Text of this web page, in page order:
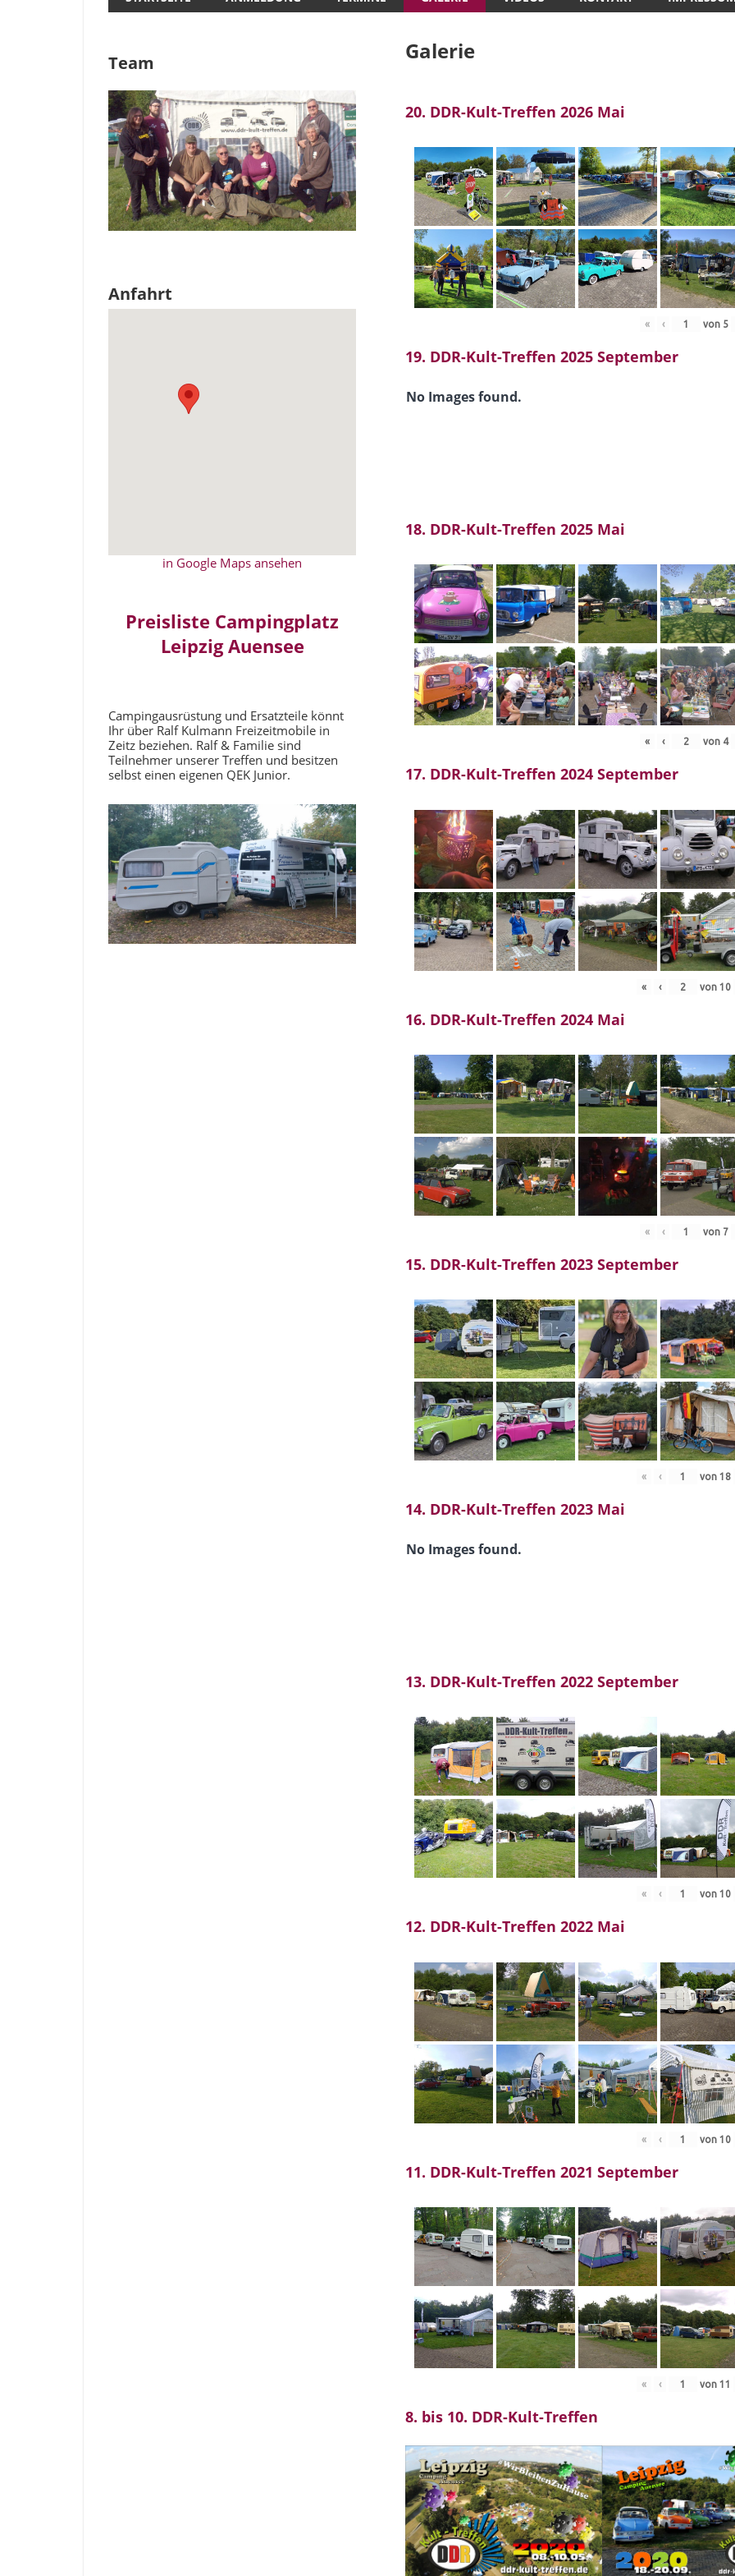
Galerie
20. DDR-Kult-Treffen 2026 Mai
« ‹ von 5
19. DDR-Kult-Treffen 2025 September
No Images found.
18. DDR-Kult-Treffen 2025 Mai
« ‹ von 4
17. DDR-Kult-Treffen 2024 September
« ‹ von10
16. DDR-Kult-Treffen 2024 Mai
« ‹ von 7
15. DDR-Kult-Treffen 2023 September
« ‹ von18
14. DDR-Kult-Treffen 2023 Mai
No Images found.
13. DDR-Kult-Treffen 2022 September
« ‹ von10
12. DDR-Kult-Treffen 2022 Mai
« ‹ von10
11. DDR-Kult-Treffen 2021 September
« ‹ von11
8. bis 10. DDR-Kult-Treffen
Team
Anfahrt
in Google Maps ansehen
Preisliste Campingplatz
Leipzig Auensee
Campingausrüstung und Ersatzteile könnt
Ihr über Ralf Kulmann Freizeitmobile in
Zeitz beziehen. Ralf & Familie sind
Teilnehmer unserer Treffen und besitzen
selbst einen eigenen QEK Junior.